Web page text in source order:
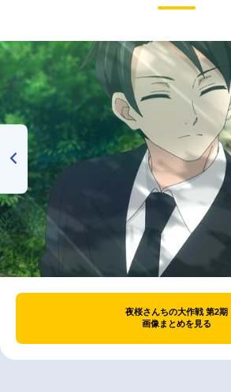
夜桜さんちの大作戦 第2期
画像まとめを見る